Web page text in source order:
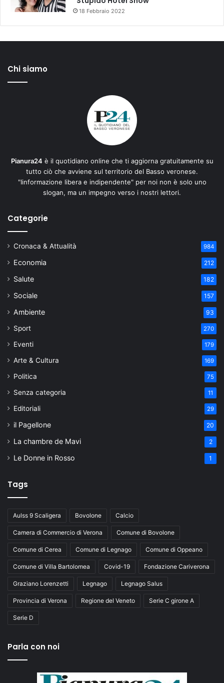
18 Febbraio 2022
Chi siamo
Pianura24 è il quotidiano online che ti aggiorna gratuitamente su
tutto ciò che avviene sul territorio del Basso veronese.
"Iinformazione libera e indipendente" per noi non è solo uno
slogan, ma un impegno verso i nostri lettori.
Categorie
Cronaca & Attualità 984
Economia 212
Salute 182
Sociale 157
Ambiente 93
Sport 270
Eventi 179
Arte & Cultura 169
Politica 75
Senza categoria 11
Editoriali 29
il Pagellone 20
La chambre de Mavi 2
Le Donne in Rosso 1
Tags
Aulss 9 Scaligera Bovolone Calcio
Camera di Commercio di Verona Comune di Bovolone
Comune di Cerea Comune di Legnago Comune di Oppeano
Comune di Villa Bartolomea Covid-19 Fondazione Cariverona
Graziano Lorenzetti Legnago Legnago Salus
Provincia di Verona Regione del Veneto Serie C girone A
Serie D
Parla con noi